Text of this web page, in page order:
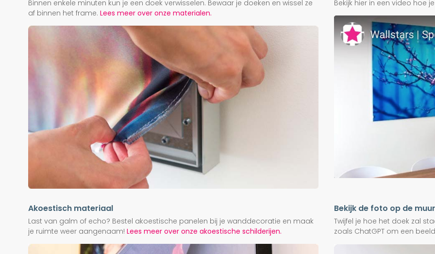
Binnen enkele minuten kun je een doek verwisselen. Bewaar je doeken en wissel ze
af binnen het frame. Lees meer over onze materialen.
Bekijk hier in een video hoe
Akoestisch materiaal
Last van galm of echo? Bestel akoestische panelen bij je wanddecoratie en maak
je ruimte weer aangenaam! Lees meer over onze akoestische schilderijen.
Bekijk de foto op de muur
Twijfel je hoe het doek zal
zoals ChatGPT om een